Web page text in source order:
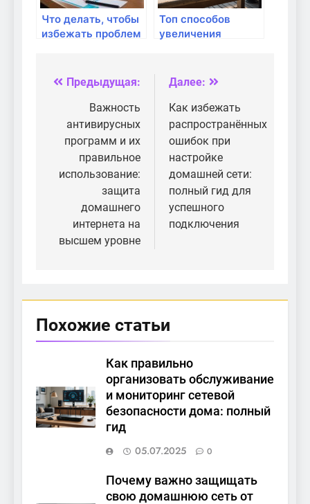
Что делать, чтобы
избежать проблем
сложных
условиях?
Топ способов
увеличения
условиях
Навигация
записям
Предыдущая:
Важность
антивирусных
программ и их
правильное
использование:
защита
домашнего
интернета на
высшем уровне
Далее:
Как избежать
распространённых
ошибок при
настройке
домашней сети:
полный гид для
успешного
подключения
Похожие статьи
Как правильно
организовать обслуживание
и мониторинг сетевой
безопасности дома: полный
гид
05.07.2025
0
Почему важно защищать
свою домашнюю сеть от